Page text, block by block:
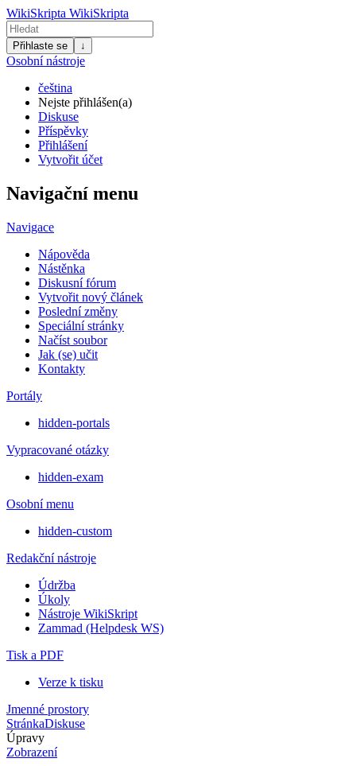
WikiSkripta WikiSkripta
Přihlaste se ↓
Osobní nástroje
čeština
Nejste přihlášen(a)
Diskuse
Příspěvky
Přihlášení
Vytvořit účet
Navigační menu
Navigace
Nápověda
Nástěnka
Diskusní fórum
Vytvořit nový článek
Poslední změny
Speciální stránky
Načíst soubor
Jak (se) učit
Kontakty
Portály
hidden-portals
Vypracované otázky
hidden-exam
Osobní menu
hidden-custom
Redakční nástroje
Údržba
Úkoly
Nástroje WikiSkript
Zammad (Helpdesk WS)
Tisk a PDF
Verze k tisku
Jmenné prostory
StránkaDiskuse
Úpravy
Zobrazení